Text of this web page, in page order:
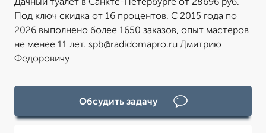
Под ключ скидка от 16 процентов. С 2015 года по
2026 выполнено более 1650 заказов, опыт мастеров
не менее 11 лет. spb@radidomapro.ru Дмитрию
Федоровичу
Обсудить задачу